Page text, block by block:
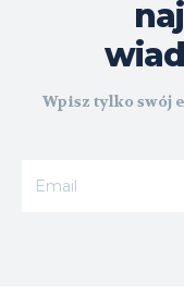
Wpisz tylko swój